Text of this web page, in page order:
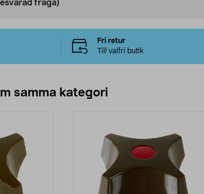
fråga)
Fri retur
Till valfri butik
samma kategori